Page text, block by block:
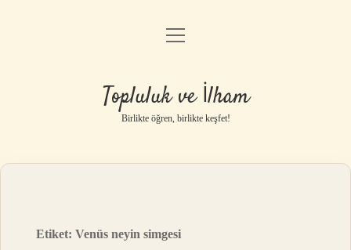
Anasayfa
Gizlilik Politikası
Yasal Uyarı
menüyü
Topluluk ve İlham
Birlikte öğren, birlikte keşfet!
Etiket:Venüs neyin simgesi